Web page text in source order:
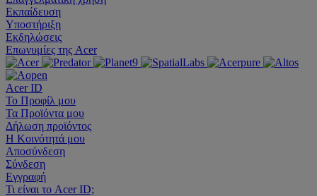
Εκπαίδευση
Υποστήριξη
Εκδηλώσεις
Επωνυμίες της Acer
Acer ID
Το Προφίλ μου
Τα Προϊόντα μου
Δήλωση προϊόντος
Η Κοινότητά μου
Αποσύνδεση
Σύνδεση
Εγγραφή
Τι είναι το Acer ID;